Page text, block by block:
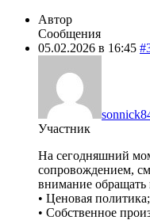
Автор
Сообщения
05.02.2026 в 16:45
Участник
На сегодняшний
сопровождением,
внимание обращать
• Ценовая политика;
• Собственное